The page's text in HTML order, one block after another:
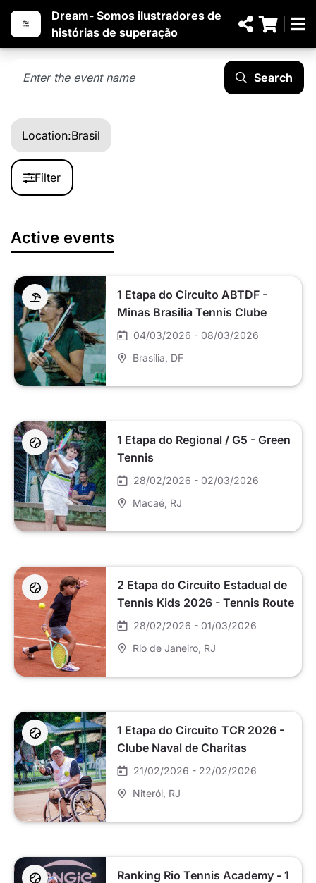
Dream- Somos ilustradores de
histórias de superação
Search
Location:Brasil
Filter
Active events
1 Etapa do Circuito ABTDF -
Minas Brasilia Tennis Clube
04/03/2026 - 08/03/2026
Brasília , DF
1 Etapa do Regional / G5 - Green
Tennis
28/02/2026 - 02/03/2026
Macaé , RJ
2 Etapa do Circuito Estadual de
Tennis Kids 2026 - Tennis Route
28/02/2026 - 01/03/2026
Rio de Janeiro , RJ
1 Etapa do Circuito TCR 2026 -
Clube Naval de Charitas
21/02/2026 - 22/02/2026
Niterói , RJ
Ranking Rio Tennis Academy - 1